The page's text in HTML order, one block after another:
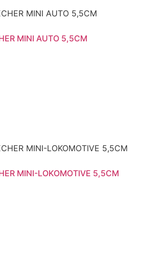
MINI AUTO 5,5CM
MINI-LOKOMOTIVE 5,5CM